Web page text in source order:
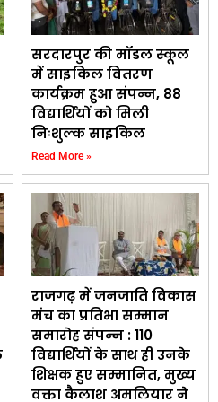
सरदारपुर की मॉडल स्कूल
में साइकिल वितरण
कार्यक्रम हुआ संपन्न, 88
विद्यार्थियों को मिली
निःशुल्क साइकिल
Read More »
राजगढ़ में जनजाति विकास
मंच का प्रतिभा सम्मान
समारोह संपन्न : 110
विद्यार्थियों के साथ ही उनके
शिक्षक हुए सम्मानित, मुख्य
वक्ता कैलाश अमलियार ने